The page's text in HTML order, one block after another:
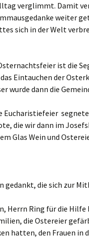
verglimmt. Damit
weiter
sich in der Welt
ist die
Eintauchen der
wurde dann die
Eucharistiefeier
die wir dann im
Glas Wein und
gedankt, die sich zur
Herrn Ring für die Hilfe
die Ostereier
hatten, den Frauen in